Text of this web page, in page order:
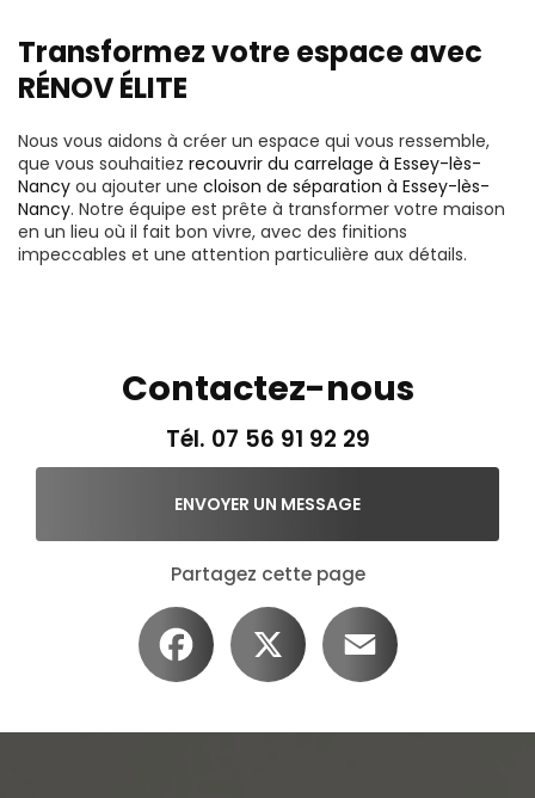
Transformez votre espace avec
RÉNOV ÉLITE
Nous vous aidons à créer un espace qui vous ressemble,
que vous souhaitiez recouvrir du carrelage à Essey-lès-
Nancy ou ajouter une cloison de séparation à Essey-lès-
Nancy. Notre équipe est prête à transformer votre maison
en un lieu où il fait bon vivre, avec des finitions
impeccables et une attention particulière aux détails.
Contactez-nous
Tél. 07 56 91 92 29
ENVOYER UN MESSAGE
Partagez cette page
Facebook